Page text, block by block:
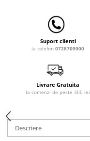
Suport clienti
la telefon 0728709900
Livrare Gratuita
la comenzi de peste 300 lei
Descriere